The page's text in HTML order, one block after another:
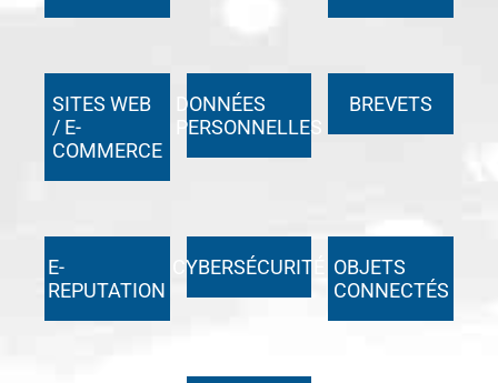
SITES WEB
/ E-
COMMERCE
DONNÉES
PERSONNELLES
BREVETS
E-
REPUTATION
CYBERSÉCURITÉ
OBJETS
CONNECTÉS